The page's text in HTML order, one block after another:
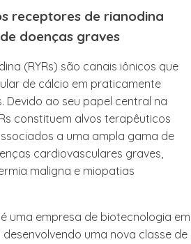
receptores de rianodina
doenças graves
(RYRs) são canais iônicos que
de cálcio em praticamente
Devido ao seu papel central na
constituem alvos terapêuticos
a uma ampla gama de
cardiovasculares graves,
maligna e miopatias
uma empresa de biotecnologia em
uma nova classe de